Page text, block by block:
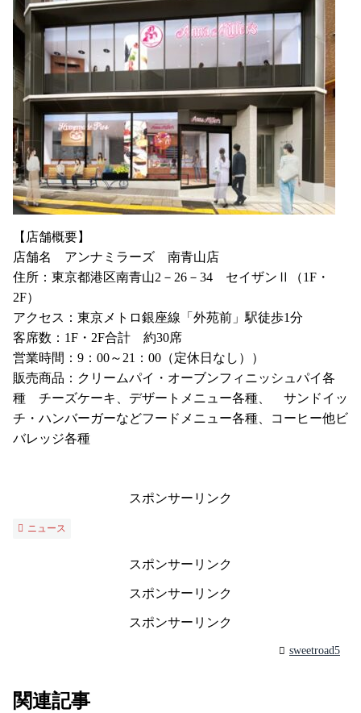
【店舗概要】
店舗名 アンナミラーズ 南青山店
住所：東京都港区南青山2－26－34 セイザンⅡ（1F・
2F）
アクセス：東京メトロ銀座線「外苑前」駅徒歩1分
客席数：1F・2F合計 約30席
営業時間：9：00～21：00（定休日なし））
販売商品：クリームパイ・オーブンフィニッシュパイ各
種 チーズケーキ、デザートメニュー各種、 サンドイッ
チ・ハンバーガーなどフードメニュー各種、コーヒー他ビ
バレッジ各種
スポンサーリンク
ニュース
スポンサーリンク
スポンサーリンク
スポンサーリンク
sweetroad5
関連記事